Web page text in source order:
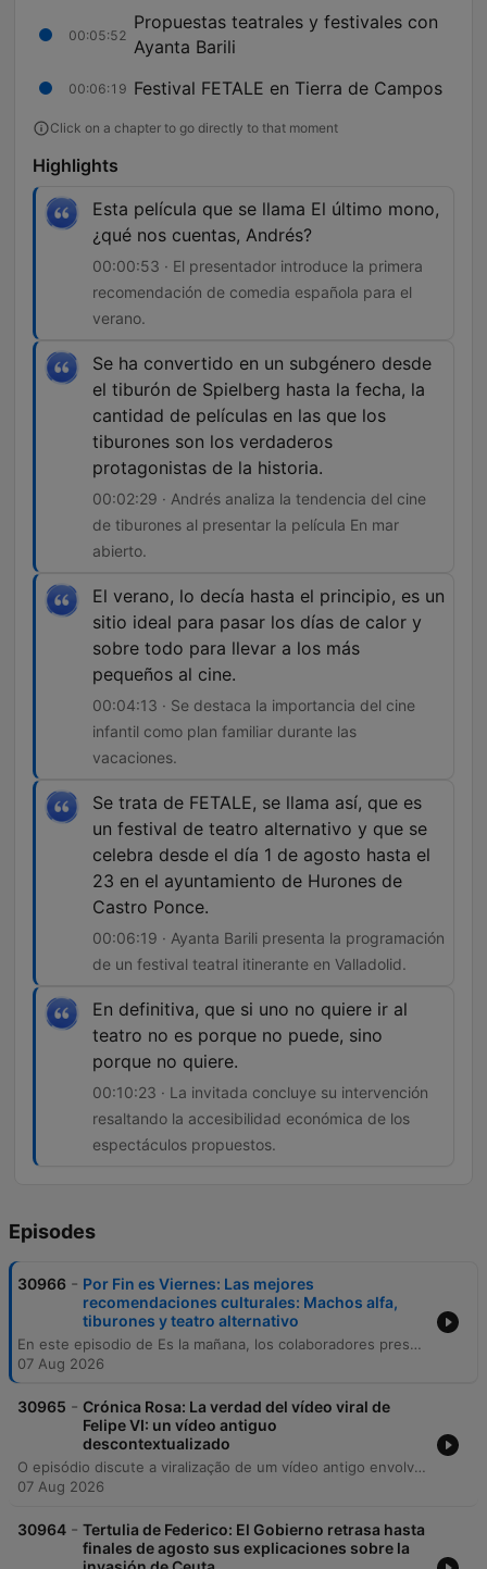
00:05:52
Propuestas teatrales y festivales con
Ayanta Barili
00:06:19 Festival FETALE en Tierra de Campos
Click on a chapter to go directly to that moment
Highlights
Esta película que se llama El último mono,
¿qué nos cuentas, Andrés?
00:00:53 · El presentador introduce la primera
recomendación de comedia española para el
verano.
Se ha convertido en un subgénero desde
el tiburón de Spielberg hasta la fecha, la
cantidad de películas en las que los
tiburones son los verdaderos
protagonistas de la historia.
00:02:29 · Andrés analiza la tendencia del cine
de tiburones al presentar la película En mar
abierto.
El verano, lo decía hasta el principio, es un
sitio ideal para pasar los días de calor y
sobre todo para llevar a los más
pequeños al cine.
00:04:13 · Se destaca la importancia del cine
infantil como plan familiar durante las
vacaciones.
Se trata de FETALE, se llama así, que es
un festival de teatro alternativo y que se
celebra desde el día 1 de agosto hasta el
23 en el ayuntamiento de Hurones de
Castro Ponce.
00:06:19 · Ayanta Barili presenta la programación
de un festival teatral itinerante en Valladolid.
En definitiva, que si uno no quiere ir al
teatro no es porque no puede, sino
porque no quiere.
00:10:23 · La invitada concluye su intervención
resaltando la accesibilidad económica de los
espectáculos propuestos.
Episodes
30966 - Por Fin es Viernes: Las mejores
recomendaciones culturales: Machos alfa,
tiburones y teatro alternativo
En este episodio de Es la mañana, los colaboradores presentan una variada agenda de estrenos y eventos culturales para el fin de semana y el mes de agosto. Andrés Arconada recomienda tres propuestas cinematográficas que abarcan desde la comedia española con El último mono, hasta el cine de supervivencia con En mar abierto y la animación infantil con La Patrulla Canina.
07 Aug 2026
30965 - Crónica Rosa: La verdad del vídeo viral de
Felipe VI: un vídeo antiguo
descontextualizado
O episódio discute a viralização de um vídeo antigo envolvendo o Rei Felipe VI em Mallorca e aborda temas da realeza, como a segurança da Princesa Leonor e a agenda real ligada à astronomia. Acompanhe também uma viagem no tempo ao verão de 1977 para relembrar eventos históricos da cultura pop, além de atualizações sobre celebridades, desde o relacionamento de Tom Holland e Zendaya até as tendências de estilo e rupturas no mundo dos famosos.
07 Aug 2026
30964 - Tertulia de Federico: El Gobierno retrasa hasta
finales de agosto sus explicaciones sobre la